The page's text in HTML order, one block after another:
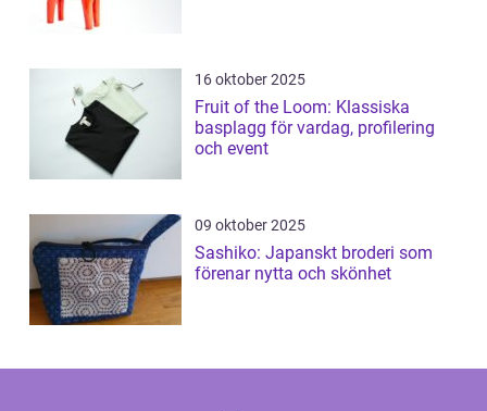
16 oktober 2025
Fruit of the Loom: Klassiska
basplagg för vardag, profilering
och event
09 oktober 2025
Sashiko: Japanskt broderi som
förenar nytta och skönhet